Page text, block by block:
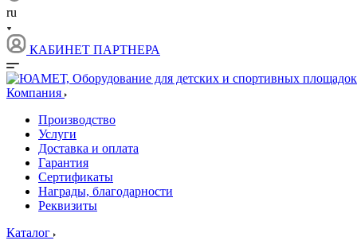
ru
КАБИНЕТ ПАРТНЕРА
Компания
Производство
Услуги
Доставка и оплата
Гарантия
Сертификаты
Награды, благодарности
Реквизиты
Каталог